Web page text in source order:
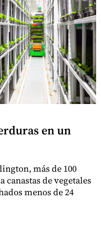
en un
más de 100
canastas de vegetales
menos de 24